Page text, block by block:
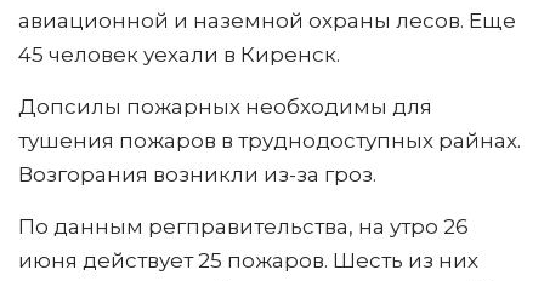
авиационной и наземной охраны лесов. Еще
45 человек уехали в Киренск.
Допсилы пожарных необходимы для
тушения пожаров в труднодоступных райнах.
Возгорания возникли из-за гроз.
По данным регправительства, на утро 26
июня действует 25 пожаров. Шесть из них